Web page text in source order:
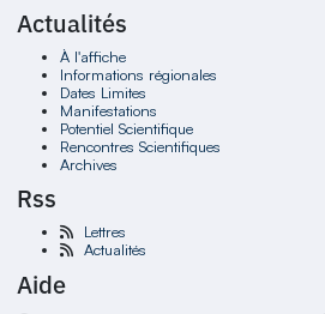
Actualités
À l'affiche
Informations régionales
Dates Limites
Manifestations
Potentiel Scientifique
Rencontres Scientifiques
Archives
Rss
Lettres
Actualités
Aide